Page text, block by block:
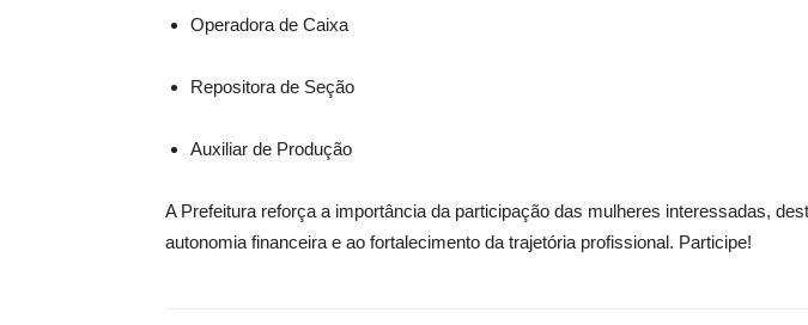
Operadora de Caixa
Repositora de Seção
Auxiliar de Produção
A Prefeitura reforça a importância da participação das mulheres interessadas,
autonomia financeira e ao fortalecimento da trajetória profissional. Participe!